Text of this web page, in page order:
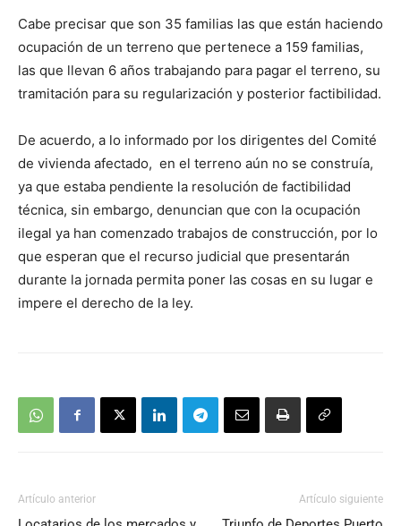
Cabe precisar que son 35 familias las que están haciendo
ocupación de un terreno que pertenece a 159 familias,
las que llevan 6 años trabajando para pagar el terreno, su
tramitación para su regularización y posterior factibilidad.
De acuerdo, a lo informado por los dirigentes del Comité
de vivienda afectado, en el terreno aún no se construía,
ya que estaba pendiente la resolución de factibilidad
técnica, sin embargo, denuncian que con la ocupación
ilegal ya han comenzado trabajos de construcción, por lo
que esperan que el recurso judicial que presentarán
durante la jornada permita poner las cosas en su lugar e
impere el derecho de la ley.
Artículo anterior Artículo siguiente